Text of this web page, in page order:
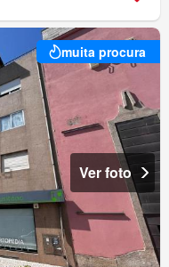
muita procura
Ver foto